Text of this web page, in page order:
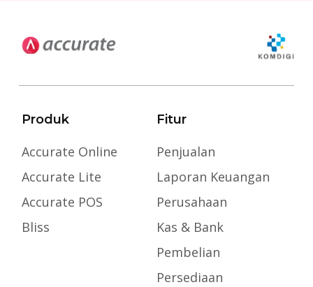
Produk
Accurate Online
Accurate Lite
Accurate POS
Bliss
Fitur
Penjualan
Laporan Keuangan
Perusahaan
Kas & Bank
Pembelian
Persediaan